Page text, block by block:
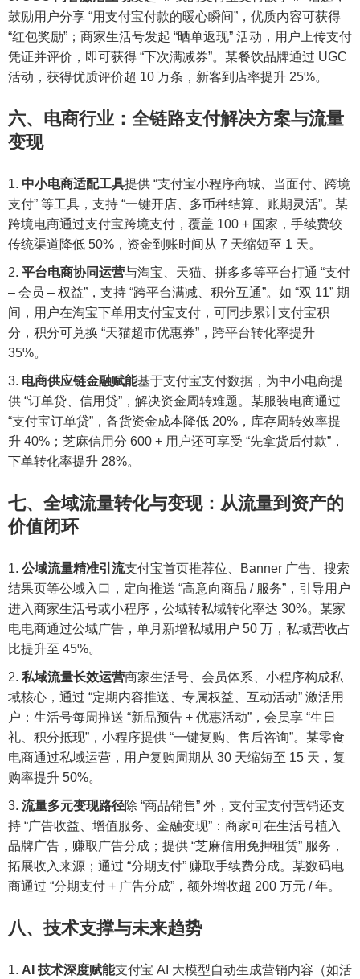
鼓励用户分享 “用支付宝付款的暖心瞬间”，优质内容可获得
“红包奖励”；商家生活号发起 “晒单返现” 活动，用户上传支付
凭证并评价，即可获得 “下次满减券”。某餐饮品牌通过 UGC
活动，获得优质评价超 10 万条，新客到店率提升 25%。
六、电商行业：全链路支付解决方案与流量
变现
中小电商适配工具提供 “支付宝小程序商城、当面付、跨境
支付” 等工具，支持 “一键开店、多币种结算、账期灵活”。某
跨境电商通过支付宝跨境支付，覆盖 100 + 国家，手续费较
传统渠道降低 50%，资金到账时间从 7 天缩短至 1 天。
平台电商协同运营与淘宝、天猫、拼多多等平台打通 “支付
– 会员 – 权益”，支持 “跨平台满减、积分互通”。如 “双 11” 期
间，用户在淘宝下单用支付宝支付，可同步累计支付宝积
分，积分可兑换 “天猫超市优惠券”，跨平台转化率提升
35%。
电商供应链金融赋能基于支付宝支付数据，为中小电商提
供 “订单贷、信用贷”，解决资金周转难题。某服装电商通过
“支付宝订单贷”，备货资金成本降低 20%，库存周转效率提
升 40%；芝麻信用分 600 + 用户还可享受 “先拿货后付款”，
下单转化率提升 28%。
七、全域流量转化与变现：从流量到资产的
价值闭环
公域流量精准引流支付宝首页推荐位、Banner 广告、搜索
结果页等公域入口，定向推送 “高意向商品 / 服务”，引导用户
进入商家生活号或小程序，公域转私域转化率达 30%。某家
电电商通过公域广告，单月新增私域用户 50 万，私域营收占
比提升至 45%。
私域流量长效运营商家生活号、会员体系、小程序构成私
域核心，通过 “定期内容推送、专属权益、互动活动” 激活用
户：生活号每周推送 “新品预告 + 优惠活动”，会员享 “生日
礼、积分抵现”，小程序提供 “一键复购、售后咨询”。某零食
电商通过私域运营，用户复购周期从 30 天缩短至 15 天，复
购率提升 50%。
流量多元变现路径除 “商品销售” 外，支付宝支付营销还支
持 “广告收益、增值服务、金融变现”：商家可在生活号植入
品牌广告，赚取广告分成；提供 “芝麻信用免押租赁” 服务，
拓展收入来源；通过 “分期支付” 赚取手续费分成。某数码电
商通过 “分期支付 + 广告分成”，额外增收超 200 万元 / 年。
八、技术支撑与未来趋势
AI 技术深度赋能支付宝 AI 大模型自动生成营销内容（如活